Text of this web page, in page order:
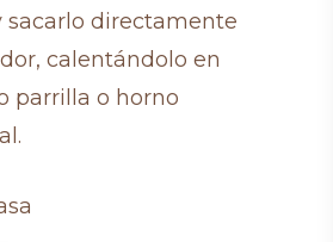
sacarlo directamente
calentándolo en
parrilla o horno